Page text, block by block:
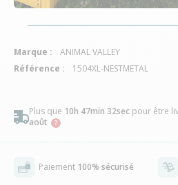
Plus que 10h 47min 31sec pour être
août
Paiement 100% sécurisé
Marque :
ANIMAL VALLEY
Référence :
1504XL-NESTMETAL